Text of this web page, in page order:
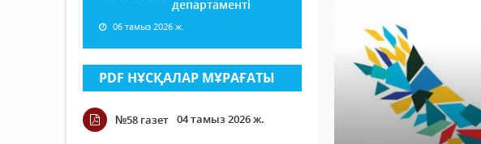
департаменті
06 тамыз 2026 ж.
PDF НҰСҚАЛАР МҰРАҒАТЫ
№58 газет 04 тамыз 2026 ж.